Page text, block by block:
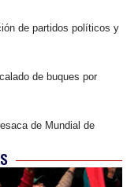
de partidos políticos y
de buques por
de Mundial de